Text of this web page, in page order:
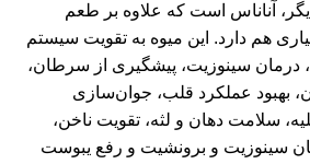
آناناس است که علاوه بر طعم
هم دارد. این میوه به تقویت سیستم
درمان سینوزیت، پیشگیری از سرطان،
بهبود عملکرد قلب، جوان‌سازی
سلامت دهان و لثه، تقویت ناخن،
سینوزیت و برونشیت و رفع یبوست